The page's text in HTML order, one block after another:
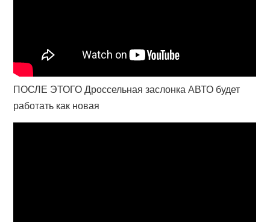
ПОСЛЕ ЭТОГО Дроссельная заслонка АВТО будет
работать как новая